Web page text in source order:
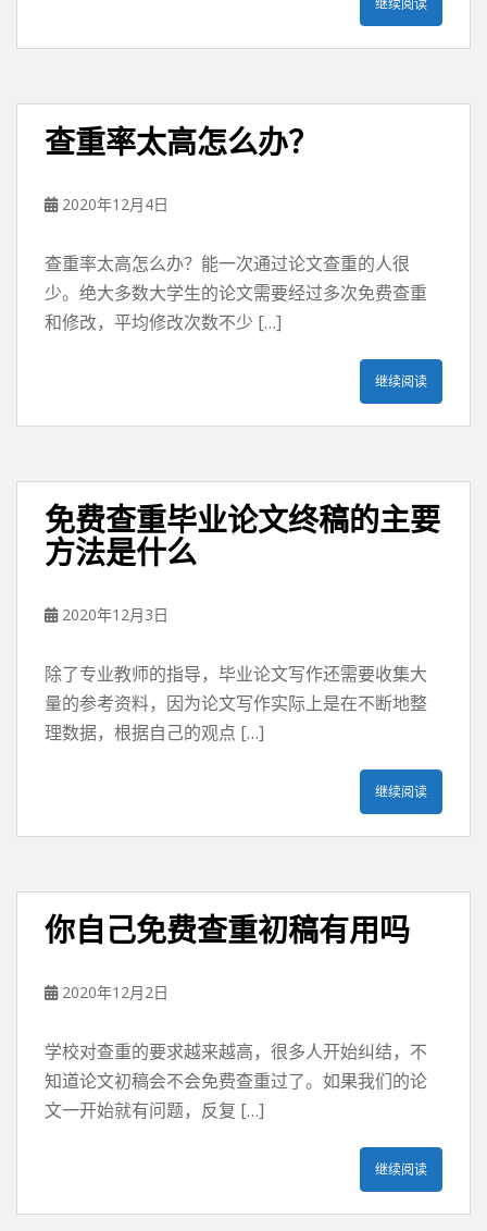
继续阅读
查重率太高怎么办？
2020年12月4日
查重率太高怎么办？能一次通过论文查重的人很
少。绝大多数大学生的论文需要经过多次免费查重
和修改，平均修改次数不少 […]
继续阅读
免费查重毕业论文终稿的主要
方法是什么
2020年12月3日
除了专业教师的指导，毕业论文写作还需要收集大
量的参考资料，因为论文写作实际上是在不断地整
理数据，根据自己的观点 […]
继续阅读
你自己免费查重初稿有用吗
2020年12月2日
学校对查重的要求越来越高，很多人开始纠结，不
知道论文初稿会不会免费查重过了。如果我们的论
文一开始就有问题，反复 […]
继续阅读